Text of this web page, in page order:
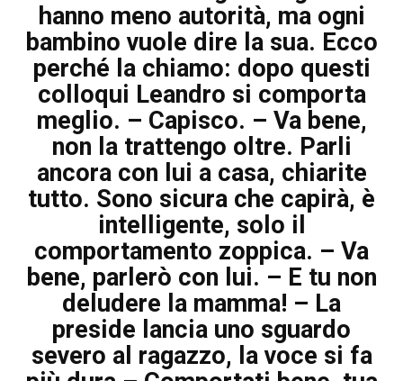
hanno meno autorità, ma ogni
bambino vuole dire la sua. Ecco
perché la chiamo: dopo questi
colloqui Leandro si comporta
meglio. – Capisco. – Va bene,
non la trattengo oltre. Parli
ancora con lui a casa, chiarite
tutto. Sono sicura che capirà, è
intelligente, solo il
comportamento zoppica. – Va
bene, parlerò con lui. – E tu non
deludere la mamma! – La
preside lancia uno sguardo
severo al ragazzo, la voce si fa